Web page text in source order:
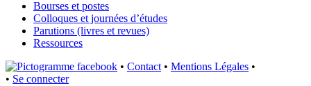
Bourses et postes
Colloques et journées d’études
Parutions (livres et revues)
Ressources
• Contact • Mentions Légales •
• Se connecter